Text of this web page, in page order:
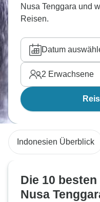
Nusa Tenggara und
Reisen.
Datum
2 Erwachsene
Indonesien Überblick
Die 10
Nusa